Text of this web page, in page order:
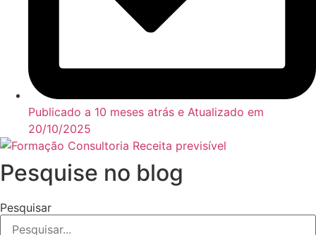
Publicado a 10 meses atrás e Atualizado em
20/10/2025
Pesquise no blog
Pesquisar